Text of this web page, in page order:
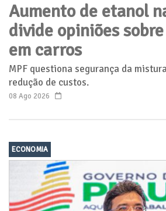
Aumento de etanol
divide opiniões
em carros
MPF questiona segurança da
redução de custos.
08 Ago 2026
ECONOMIA